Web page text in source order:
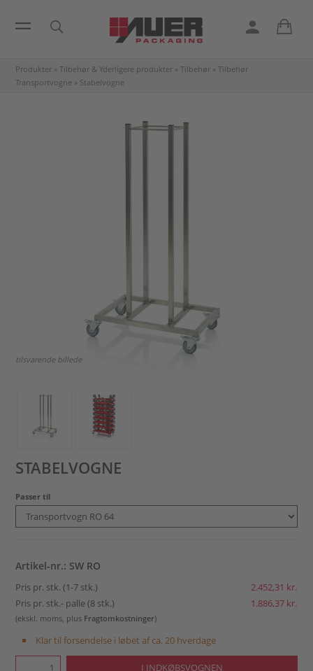
Produkter » Tilbehør & Yderligere produkter » Tilbehør » Tilbehør
Transportvogne » Stabelvogne
tilsvarende billede
STABELVOGNE
Passer til
Artikel-nr.: SW RO
Pris pr. stk. (1-7 stk.)
2.452,31 kr.
Pris pr. stk.- palle (8 stk.)
1.886,37 kr.
(ekskl. moms, plus Fragtomkostninger)
Klar til forsendelse i løbet af ca. 20 hverdage